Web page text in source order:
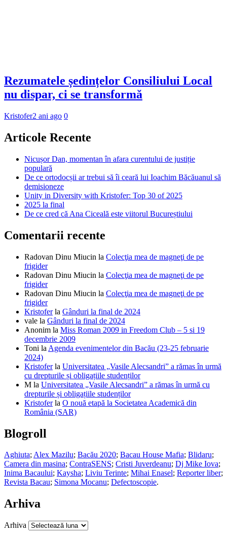
Rezumatele ședințelor Consiliului Local
nu dispar, ci se transformă
Kristofer2 ani ago 0
Articole Recente
Nicușor Dan, momentan în afara curentului de justiție
populară
De ce ortodocșii ar trebui să îi ceară lui Ioachim Băcăuanul să
demisioneze
Unity in Diversity with Kristofer: Top 30 of 2025
2025 la final
De ce cred că Ana Ciceală este viitorul Bucureștiului
Comentarii recente
Radovan Dinu Miucin la Colecţia mea de magneţi de pe
frigider
Radovan Dinu Miucin la Colecţia mea de magneţi de pe
frigider
Radovan Dinu Miucin la Colecţia mea de magneţi de pe
frigider
Kristoferla Gânduri la final de 2024
vale la Gânduri la final de 2024
Anonim la Miss Roman 2009 in Freedom Club – 5 si 19
decembrie 2009
Toni la Agenda evenimentelor din Bacău (23-25 februarie
2024)
Kristoferla Universitatea „Vasile Alecsandri” a rămas în urmă
cu drepturile și obligațiile studenților
M la Universitatea „Vasile Alecsandri” a rămas în urmă cu
drepturile și obligațiile studenților
Kristoferla O nouă etapă la Societatea Academică din
România (SAR)
Blogroll
Aghiuta;Alex Mazilu; Bacău 2020; Bacau House Mafia; Blidaru;
Camera din masina; ContraSENS; Cristi Juverdeanu; Dj Mike Iova;
Inima Bacaului; Kaysha; Liviu Terinte; Mihai Enasel; Reporter liber;
Revista Bacau; Simona Mocanu; Defectoscopie.
Arhiva
Arhiva